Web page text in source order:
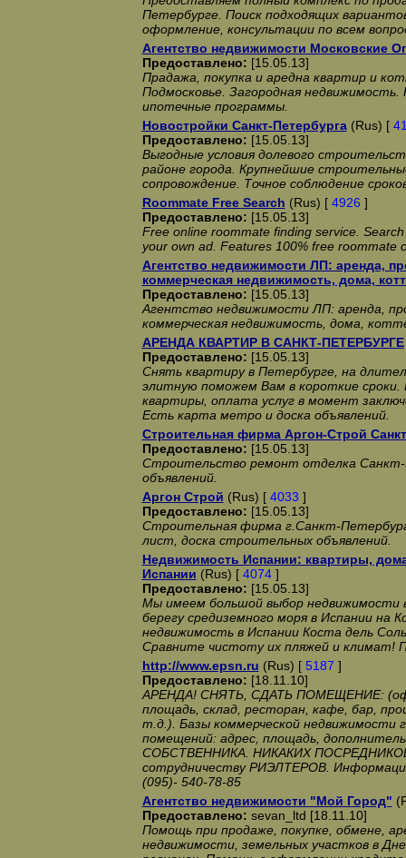
Петербурге. Поиск подходящих
оформление, консультации по всем
Агентство недвижимости Московские
Предоставлено: [15.05.13]
Прадажа, покупка и аредна квартир и
Подмосковье. Загородная
ипотечные программы.
Новостройки Санкт-Петербурга(Rus) [
Предоставлено: [15.05.13]
Выгодные условия долевого
районе города. Крупнейшие
сопровождение. Точное соблюдение
Roommate Free Search (Rus) [ 4926 ]
Предоставлено: [15.05.13]
Free online roommate finding service.
your own ad. Features 100% free roommate
Агентство недвижимости ЛП: аренда,
коммерческая недвижимость, дома,
Предоставлено: [15.05.13]
Агентство недвижимости ЛП: аренда,
коммерческая недвижимость, дома,
АРЕНДА КВАРТИР В САНКТ-ПЕТЕРБУРГЕ
Предоставлено: [15.05.13]
Снять квартиру в Петербурге, на
элитную поможем Вам в короткие сроки.
квартиры, оплата услуг в момент
Есть карта метро и доска объявлений.
Строительная фирма Аргон-Строй
Предоставлено: [15.05.13]
Строительство ремонт отделка Санкт-
объявлений.
Аргон Строй (Rus) [ 4033 ]
Предоставлено: [15.05.13]
Строительная фирма г.Санкт-
лист, доска строительных объявлений.
Недвижимость Испании: квартиры,
Испании (Rus) [ 4074]
Предоставлено: [15.05.13]
Мы имеем большой выбор недвижимости
берегу средиземного моря в Испании на
недвижимость в Испании Коста дель
Сравните чистоту их пляжей и климат!
http://www.epsn.ru (Rus) [ 5187 ]
Предоставлено: [18.11.10]
АРЕНДА! СНЯТЬ, СДАТЬ ПОМЕЩЕНИЕ:
площадь, склад, ресторан, кафе, бар,
т.д.). Базы коммерческой недвижимости
помещений: адрес, площадь,
СОБСТВЕННИКА. НИКАКИХ
сотрудничеству РИЭЛТЕРОВ.
(095)- 540-78-85
Агентство недвижимости "Мой Город"
Предоставлено: sevan_ltd [18.11.10]
Помощь при продаже, покупке, обмене,
недвижимости, земельных участков в